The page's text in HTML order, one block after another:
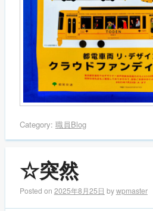
Category: 職員Blog
☆突然
Posted on 2025年8月25日 bywpmaster